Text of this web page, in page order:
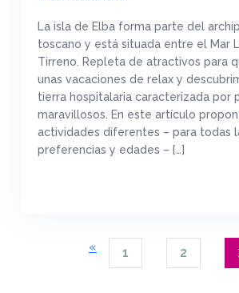
La isla de Elba forma parte del
toscano y está situada entre el Mar
Tirreno. Repleta de atractivos para
unas vacaciones de relax y
tierra hospitalaria caracterizada por
maravillosos. En este artículo
actividades diferentes – para todas
preferencias y edades – […]
« 1 2